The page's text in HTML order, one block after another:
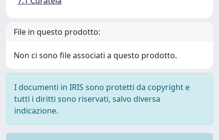
File in questo prodotto:
Non ci sono file associati a questo prodotto.
I documenti in IRIS sono protetti da copyright e
tutti i diritti sono riservati, salvo diversa
indicazione.